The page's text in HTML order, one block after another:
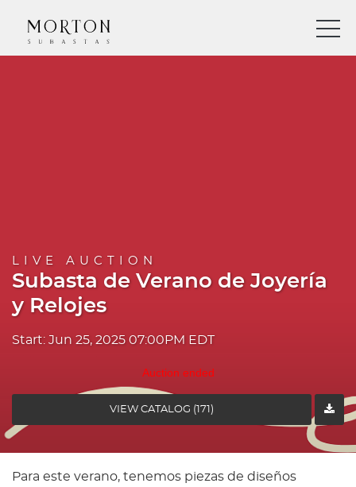
LIVE AUCTION
Subasta de Verano de Joyería
y Relojes
Start: Jun 25, 2025 07:00PM EDT
Auction ended
VIEW CATALOG (171)
Para este verano, tenemos piezas de diseños